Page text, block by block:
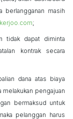
berlangganan masih
;
tidak dapat diminta
kontrak secara
dana atas biaya
pengajuan
bermaksud untuk
pelanggan harus